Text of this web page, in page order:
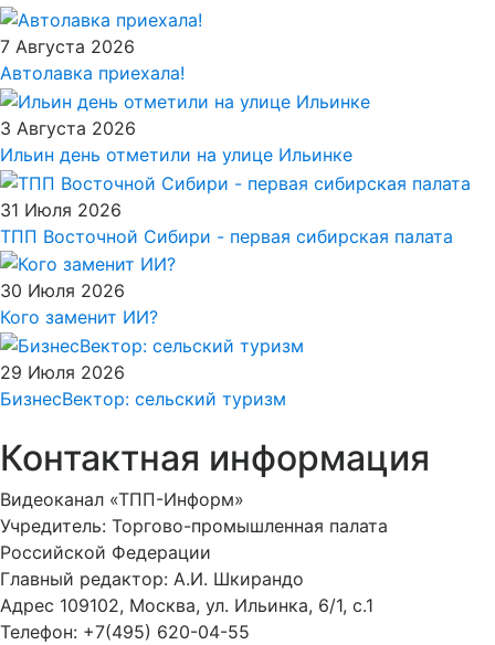
7 Августа 2026
Автолавка приехала!
3 Августа 2026
Ильин день отметили на улице Ильинке
31 Июля 2026
ТПП Восточной Сибири - первая сибирская палата
30 Июля 2026
Кого заменит ИИ?
29 Июля 2026
БизнесВектор: сельский туризм
Контактная информация
Видеоканал «ТПП-Информ»
Учредитель: Торгово-промышленная палата
Российской Федерации
Главный редактор: А.И. Шкирандо
Адрес 109102, Москва, ул. Ильинка, 6/1, c.1
Телефон: +7(495) 620-04-55